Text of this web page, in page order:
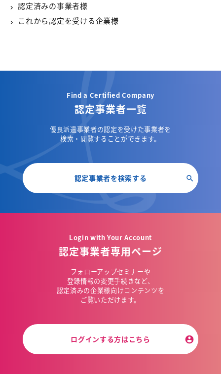
認定済みの事業者様
これから認定を受ける企業様
Find a Certified Company
認定事業者一覧
優良派遣事業者の認定を受けた事業者を
検索・閲覧することができます。
認定事業者を検索する
Login with Your Account
認定事業者専用ページ
フォローアップセミナーや
登録情報の変更手続きなど、
認定済みの企業様向けコンテンツを
ご覧いただけます。
ログインする方はこちら